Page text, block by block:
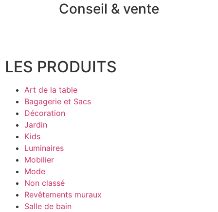
Conseil & vente
LES PRODUITS
Art de la table
Bagagerie et Sacs
Décoration
Jardin
Kids
Luminaires
Mobilier
Mode
Non classé
Revêtements muraux
Salle de bain